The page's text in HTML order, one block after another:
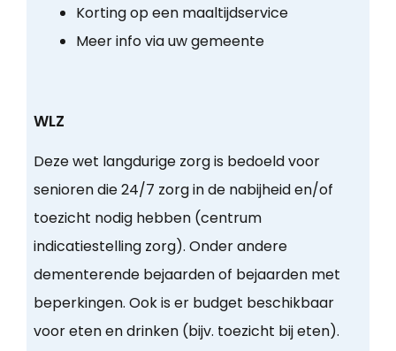
Korting op een maaltijdservice
Meer info via uw gemeente
WLZ
Deze wet langdurige zorg is bedoeld voor
senioren die 24/7 zorg in de nabijheid en/of
toezicht nodig hebben (centrum
indicatiestelling zorg). Onder andere
dementerende bejaarden of bejaarden met
beperkingen. Ook is er budget beschikbaar
voor eten en drinken (bijv. toezicht bij eten).